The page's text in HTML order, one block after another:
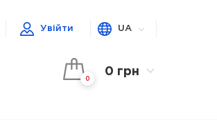
Увійти UA
0
0 грн